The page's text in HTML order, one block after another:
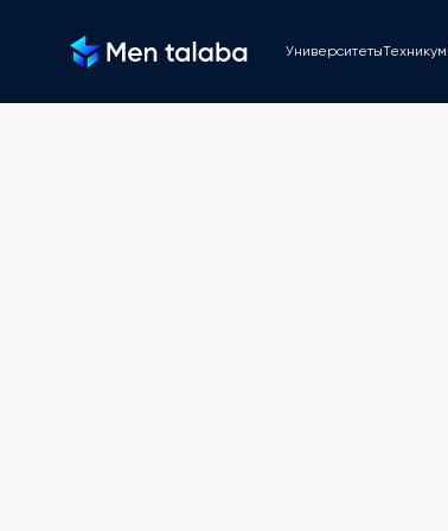
УниверситетыТехникум